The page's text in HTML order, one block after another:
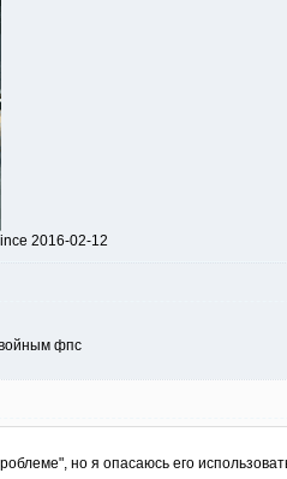
2016-02-12
фпс
но я опасаюсь его